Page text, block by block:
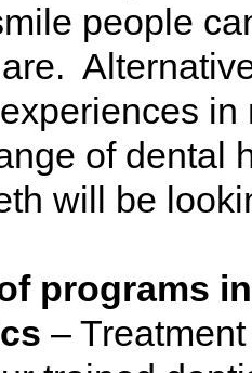
people
of dental
will be
programs
–